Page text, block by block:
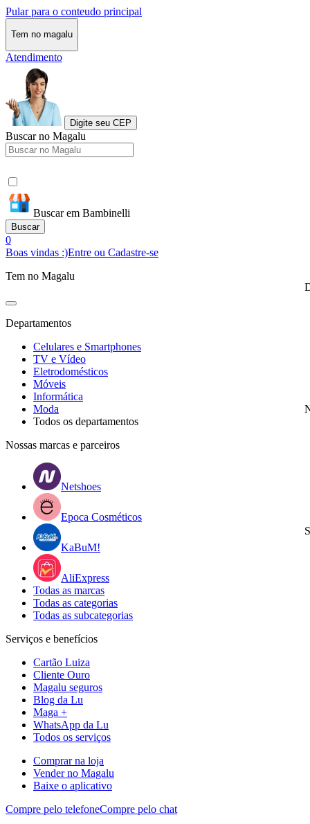
Pular para o conteudo principal
Tem no magalu
Atendimento
Digite seu CEP
Buscar no Magalu
Buscar em Bambinelli
Buscar
0
Boas vindas :)Entre ou Cadastre-se
Tem no Magalu
Departamentos
Celulares e Smartphones
TV e Vídeo
Eletrodomésticos
Móveis
Informática
Moda
Todos os departamentos
Nossas marcas e parceiros
Netshoes
Epoca Cosméticos
KaBuM!
AliExpress
Todas as marcas
Todas as categorias
Todas as subcategorias
Serviços e benefícios
Cartão Luiza
Cliente Ouro
Magalu seguros
Blog da Lu
Maga +
WhatsApp da Lu
Todos os serviços
Comprar na loja
Vender no Magalu
Baixe o aplicativo
Compre pelo telefoneCompre pelo chat